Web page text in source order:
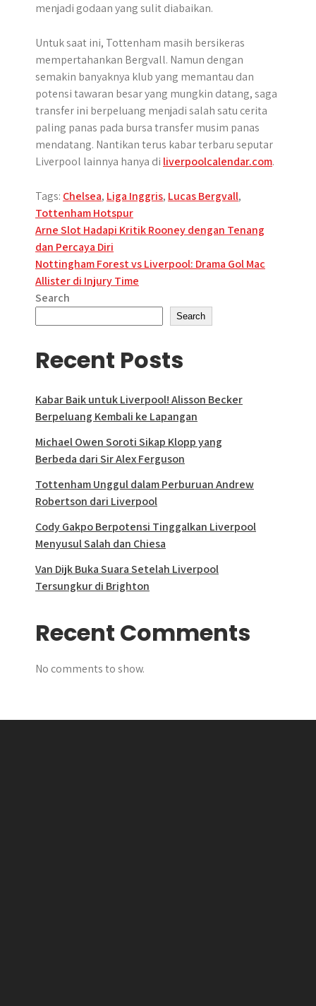
menjadi godaan yang sulit diabaikan.
Untuk saat ini, Tottenham masih bersikeras
mempertahankan Bergvall. Namun dengan
semakin banyaknya klub yang memantau dan
potensi tawaran besar yang mungkin datang, saga
transfer ini berpeluang menjadi salah satu cerita
paling panas pada bursa transfer musim panas
mendatang. Nantikan terus kabar terbaru seputar
Liverpool lainnya hanya di liverpoolcalendar.com.
Tags: Chelsea, Liga Inggris, Lucas Bergvall,
Tottenham Hotspur
Post
navigation
Arne Slot Hadapi Kritik Rooney dengan Tenang
dan Percaya Diri
Nottingham Forest vs Liverpool: Drama Gol Mac
Allister di Injury Time
Search
Search
Recent Posts
Kabar Baik untuk Liverpool! Alisson Becker
Berpeluang Kembali ke Lapangan
Michael Owen Soroti Sikap Klopp yang
Berbeda dari Sir Alex Ferguson
Tottenham Unggul dalam Perburuan Andrew
Robertson dari Liverpool
Cody Gakpo Berpotensi Tinggalkan Liverpool
Menyusul Salah dan Chiesa
Van Dijk Buka Suara Setelah Liverpool
Tersungkur di Brighton
Recent Comments
No comments to show.